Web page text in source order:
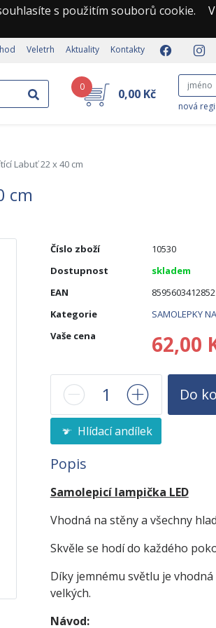
s použitím souborů cookie.
Veletrh Aktuality Kontakty
0 0,00 Kč
nová
Labuť 22 x 40 cm
cm
Číslo zboží
10530
Dostupnost
skladem
EAN
8595603412852
Kategorie
SAMOLEPKY
Vaše cena
62,00
Do
Hlídací andílek
Popis
Samolepicí lampička LED
Vhodná na stěny a všechny
Skvěle se hodí do každého
Díky jemnému světlu je
velkých.
Návod: